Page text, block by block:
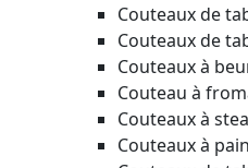
Couteaux de
Couteaux de
Couteaux à
Couteau à
Couteaux à
Couteaux à pain